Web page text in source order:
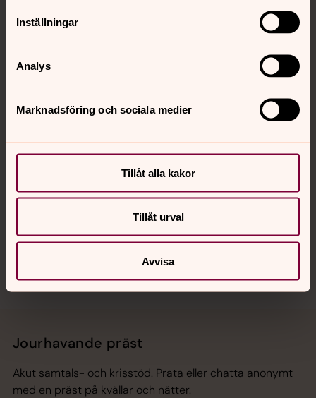
Inställningar
Analys
Marknadsföring och sociala medier
Tillåt alla kakor
Tillåt urval
Avvisa
Kontakt
Sociala kanaler
Jourhavande präst
Akut samtals- och krisstöd. Prata eller chatta anonymt
med en präst på kvällar och nätter.